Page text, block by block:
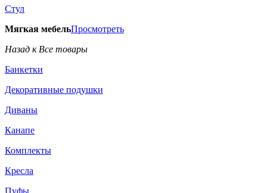
Стул
Мягкая мебельПросмотреть
Назад к Все товары
Банкетки
Декоративные подушки
Диваны
Канапе
Комплекты
Кресла
Пуфы